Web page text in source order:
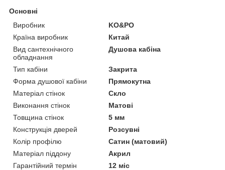
Основні
Виробник
KO&PO
Країна виробник
Китай
Вид сантехнічного
обладнання
Душова кабіна
Тип кабіни
Закрита
Форма душової кабіни
Прямокутна
Матеріал стінок
Скло
Виконання стінок
Матові
Товщина стінок
5 мм
Конструкція дверей
Розсувні
Колір профілю
Сатин (матовий)
Матеріал піддону
Акрил
Гарантійний термін
12 міс